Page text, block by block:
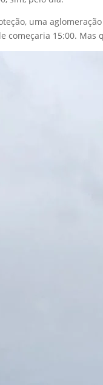
uma
começaria 15:00. Mas